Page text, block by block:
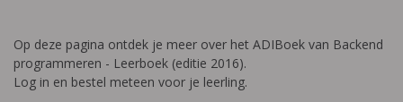
Op deze pagina ontdek je meer over het ADIBoek van Backend
programmeren - Leerboek (editie 2016).
Log in en bestel meteen voor je leerling.